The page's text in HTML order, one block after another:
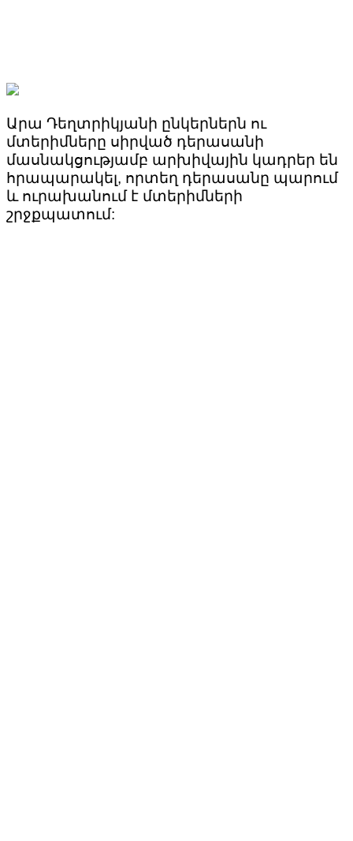
Արա Դեղտրիկյանի ընկերներն ու
մտերիմները սիրված դերասանի
մասնակցությամբ արխիվային կադրեր են
հրապարակել, որտեղ դերասանը պարում
և ուրախանում է մտերիմների
շրջքպատում: